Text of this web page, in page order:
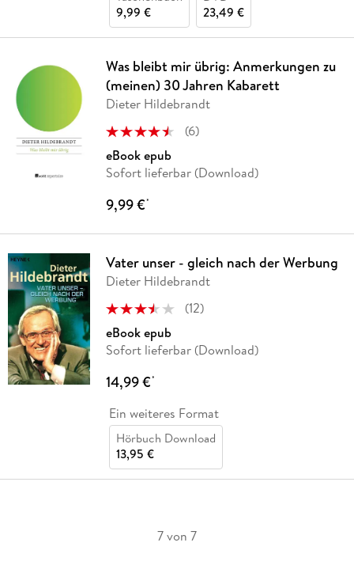
9,99 €
23,49 €
Was bleibt mir übrig: Anmerkungen zu
(meinen) 30 Jahren Kabarett
Dieter Hildebrandt
(6)
eBook epub
Sofort lieferbar (Download)
9,99 €*
Vater unser - gleich nach der Werbung
Dieter Hildebrandt
(12)
eBook epub
Sofort lieferbar (Download)
14,99 €*
Ein weiteres Format
Hörbuch Download
13,95 €
7 von 7